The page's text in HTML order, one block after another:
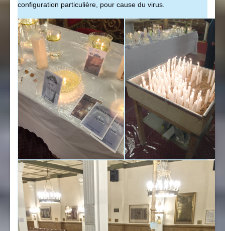
configuration particulière, pour cause du virus.